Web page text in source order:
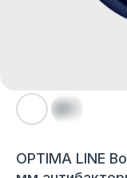
OPTIMA LINE